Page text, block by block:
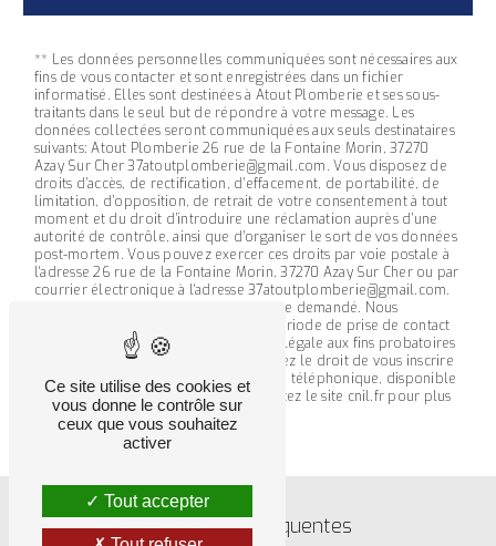
** Les données personnelles communiquées sont nécessaires aux
fins de vous contacter et sont enregistrées dans un fichier
informatisé. Elles sont destinées à Atout Plomberie et ses sous-
traitants dans le seul but de répondre à votre message. Les
données collectées seront communiquées aux seuls destinataires
suivants: Atout Plomberie 26 rue de la Fontaine Morin, 37270
Azay Sur Cher 37atoutplomberie@gmail.com. Vous disposez de
droits d’accès, de rectification, d’effacement, de portabilité, de
limitation, d’opposition, de retrait de votre consentement à tout
moment et du droit d’introduire une réclamation auprès d’une
autorité de contrôle, ainsi que d’organiser le sort de vos données
post-mortem. Vous pouvez exercer ces droits par voie postale à
l'adresse 26 rue de la Fontaine Morin, 37270 Azay Sur Cher ou par
courrier électronique à l'adresse 37atoutplomberie@gmail.com.
Un justificatif d'identité pourra vous être demandé. Nous
conservons vos données pendant la période de prise de contact
puis pendant la durée de prescription légale aux fins probatoires
et de gestion des contentieux. Vous avez le droit de vous inscrire
sur la liste d'opposition au démarchage téléphonique, disponible
à cette adresse:Bloctel.gouv.fr. Consultez le site cnil.fr pour plus
d’informations sur vos droits.
Recherches fréquentes
Ce site utilise des cookies et
vous donne le contrôle sur
ceux que vous souhaitez
activer
Tout accepter